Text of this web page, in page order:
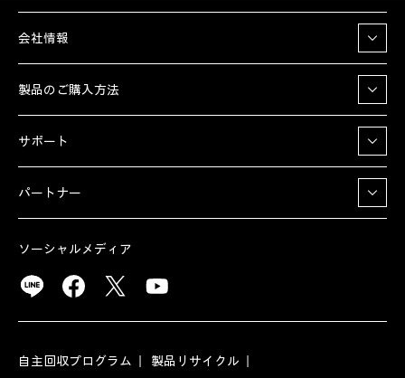
会社情報
製品のご購入方法
サポート
パートナー
ソーシャルメディア
自主回収プログラム 製品リサイクル